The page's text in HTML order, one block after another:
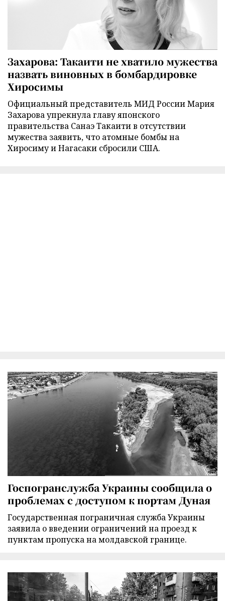
Захарова: Такаити не хватило мужества
назвать виновных в бомбардировке
Хиросимы
Официальный представитель МИД России Мария
Захарова упрекнула главу японского
правительства Санаэ Такаити в отсутствии
мужества заявить, что атомные бомбы на
Хиросиму и Нагасаки сбросили США.
Госпогранслужба Украины сообщила о
проблемах с доступом к портам Дуная
Государственная пограничная служба Украины
заявила о введении ограничений на проезд к
пунктам пропуска на молдавской границе.